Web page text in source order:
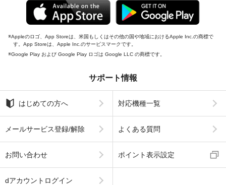
Appleのロゴ、App Storeは、米国もしくはその他の国や地域におけるApple Inc.の商標で
す。App Storeは、Apple Inc.のサービスマークです。
Google Play および Google Play ロゴは Google LLC の商標です。
サポート情報
はじめての方へ 対応機種一覧
メールサービス登録/解除 よくある質問
お問い合わせ ポイント表示設定
dアカウントログイン